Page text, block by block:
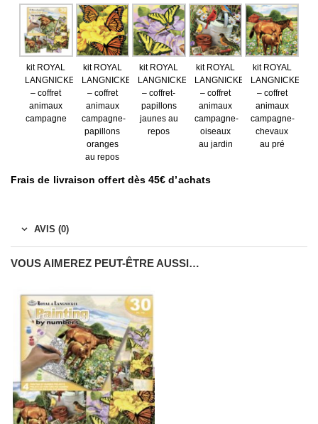
kit ROYAL
LANGNICKEL®
– coffret
animaux
campagne
kit ROYAL
LANGNICKEL®
– coffret
animaux
campagne-
papillons
oranges
au repos
kit ROYAL
LANGNICKEL®
– coffret-
papillons
jaunes au
repos
kit ROYAL
LANGNICKEL®
– coffret
animaux
campagne-
oiseaux
au jardin
kit ROYAL
LANGNICKEL®
– coffret
animaux
campagne-
chevaux
au pré
Frais de livraison offert dès 45€ d’achats
AVIS (0)
VOUS AIMEREZ PEUT-ÊTRE AUSSI…